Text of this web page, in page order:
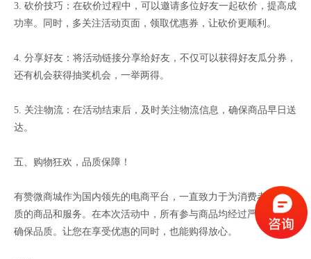
3. 砍价技巧：在砍价过程中，可以邀请多位好友一起砍价，提高成
功率。同时，多关注活动页面，领取优惠券，让砍价更顺利。
4. 分享好友：将活动链接分享给好友，不仅可以获得好友瓜分券，
还有机会获得抽奖机会，一举两得。
5. 关注物流：在活动结束后，及时关注物流信息，确保商品早日送
达。
五、购物狂欢，品质保障！
有赞微商城作为国内领先的电商平台，一直致力于为消费者提供优
质的商品和服务。在本次活动中，所有参与商品均经过严格筛选，
确保品质。让您在享受优惠的同时，也能购得放心。